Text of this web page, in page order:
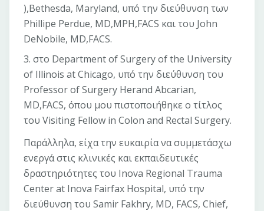
),Bethesda, Maryland, υπό την διεύθυνση των
Phillipe Perdue, MD,MPH,FACS και του John
DeNobile, MD,FACS.
3. στο Department of Surgery of the University
of Illinois at Chicago, υπό την διεύθυνση του
Professor of Surgery Herand Abcarian,
MD,FACS, όπου μου πιστοποιήθηκε ο τίτλος
του Visiting Fellow in Colon and Rectal Surgery.
Παράλληλα, είχα την ευκαιρία να συμμετάσχω
ενεργά στις κλινικές και εκπαιδευτικές
δραστηριότητες του Inova Regional Trauma
Center at Inova Fairfax Hospital, υπό την
διεύθυνση του Samir Fakhry, MD, FACS, Chief,